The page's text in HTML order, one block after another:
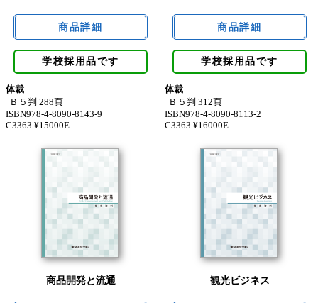
学校採用品です
体裁
Ｂ５判 288頁
ISBN978-4-8090-8143-9
C3363 ¥15000E
学校採用品です
体裁
Ｂ５判 312頁
ISBN978-4-8090-8113-2
C3363 ¥16000E
商品開発と流通 観光ビジネス